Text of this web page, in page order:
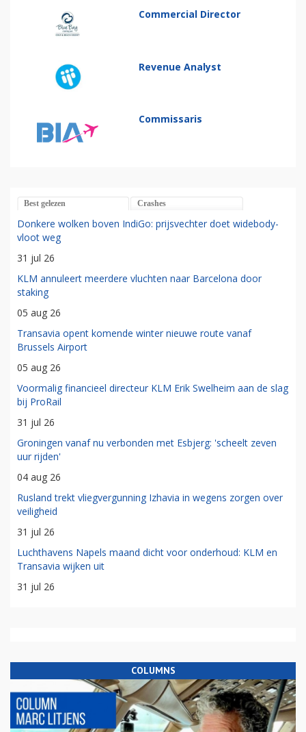
Commercial Director
Revenue Analyst
Commissaris
Best gelezen Crashes
Donkere wolken boven IndiGo: prijsvechter doet widebody-
vloot weg
31 jul 26
KLM annuleert meerdere vluchten naar Barcelona door
staking
05 aug 26
Transavia opent komende winter nieuwe route vanaf
Brussels Airport
05 aug 26
Voormalig financieel directeur KLM Erik Swelheim aan de slag
bij ProRail
31 jul 26
Groningen vanaf nu verbonden met Esbjerg: 'scheelt zeven
uur rijden'
04 aug 26
Rusland trekt vliegvergunning Izhavia in wegens zorgen over
veiligheid
31 jul 26
Luchthavens Napels maand dicht voor onderhoud: KLM en
Transavia wijken uit
31 jul 26
COLUMNS